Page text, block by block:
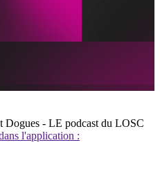
Dogues - LE podcast du LOSC
l'application :